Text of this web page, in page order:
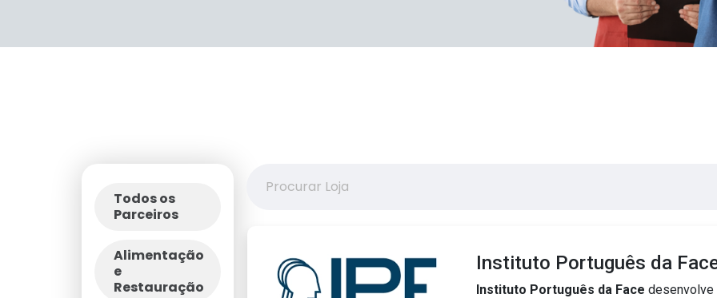
Todos os
Parceiros
Alimentação
e
Restauração
Instituto Português da
Instituto Português da Face desenvolve